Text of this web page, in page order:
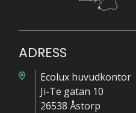
ADRESS
Ecolux huvudkontor
Ji-Te gatan 10
26538 Åstorp